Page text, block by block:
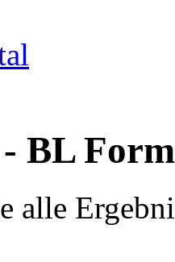
- BL
alle